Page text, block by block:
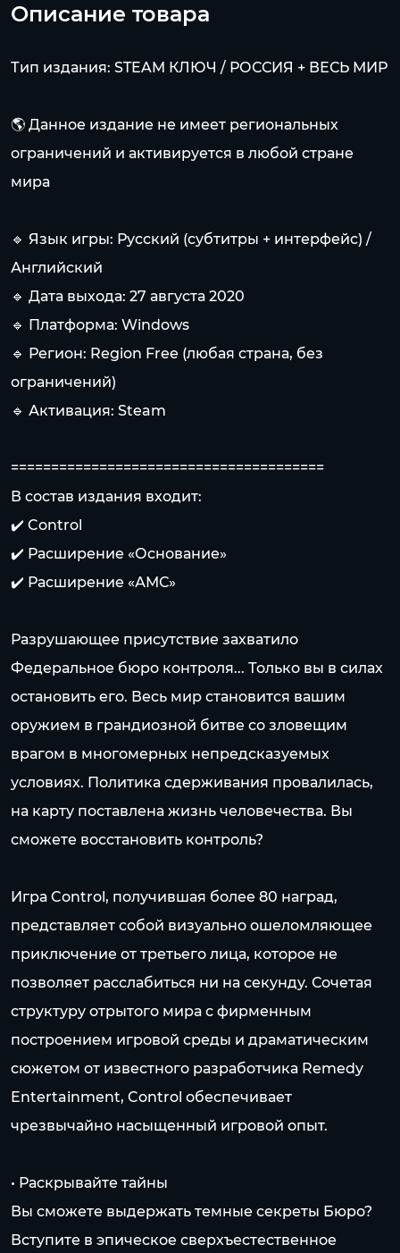
Описание товара
Тип издания: STEAM КЛЮЧ / РОССИЯ + ВЕСЬ МИР
🌎 Данное издание не имеет региональных
ограничений и активируется в любой стране
мира
🔹 Язык игры: Русский (субтитры + интерфейс) /
Английский
🔹 Дата выхода: 27 августа 2020
🔹 Платформа: Windows
🔹 Регион: Region Free (любая страна, без
ограничений)
🔹 Активация: Steam
=======================================
В состав издания входит:
✔️ Control
✔️ Расширение «Основание»
✔️ Расширение «АМС»
Разрушающее присутствие захватило
Федеральное бюро контроля... Только вы в силах
остановить его. Весь мир становится вашим
оружием в грандиозной битве со зловещим
врагом в многомерных непредсказуемых
условиях. Политика сдерживания провалилась,
на карту поставлена жизнь человечества. Вы
сможете восстановить контроль?
Игра Control, получившая более 80 наград,
представляет собой визуально ошеломляющее
приключение от третьего лица, которое не
позволяет расслабиться ни на секунду. Сочетая
структуру отрытого мира с фирменным
построением игровой среды и драматическим
сюжетом от известного разработчика Remedy
Entertainment, Control обеспечивает
чрезвычайно насыщенный игровой опыт.
• Раскрывайте тайны
Вы сможете выдержать темные секреты Бюро?
Вступите в эпическое сверхъестественное